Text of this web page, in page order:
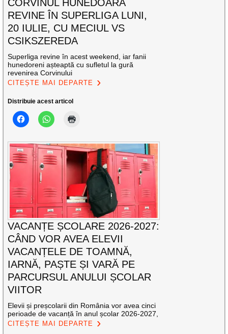
CORVINUL HUNEDOARA
REVINE ÎN SUPERLIGA LUNI,
20 IULIE, CU MECIUL VS
CSIKSZEREDA
Superliga revine în acest weekend, iar fanii
hunedoreni așteaptă cu sufletul la gură
revenirea Corvinului
CITEȘTE MAI DEPARTE
Distribuie acest articol
VACANȚE ȘCOLARE 2026-2027:
CÂND VOR AVEA ELEVII
VACANȚELE DE TOAMNĂ,
IARNĂ, PAȘTE ȘI VARĂ PE
PARCURSUL ANULUI ȘCOLAR
VIITOR
Elevii și preșcolarii din România vor avea cinci
perioade de vacanță în anul școlar 2026-2027,
CITEȘTE MAI DEPARTE